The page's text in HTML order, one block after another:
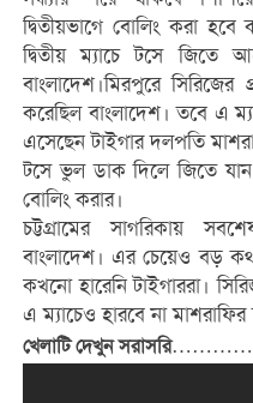
দ্বিতীয়ভাগে বোলিং করা
দ্বিতীয় ম্যাচে টসে জিতে
বাংলাদেশ।মিরপুরে
করেছিল বাংলাদেশ। তবে এ
এসেছেন টাইগার দলপতি
টসে ভুল ডাক দিলে জিতে যান
বোলিং করার।
চট্টগ্রামের সাগরিকায়
বাংলাদেশ। এর চেয়েও বড়
কখনো হারেনি টাইগাররা।
এ ম্যাচেও হারবে না
খেলাটি দেখুন সরাসরি